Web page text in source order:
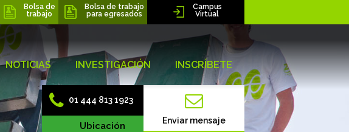
Bolsa de
trabajo
Bolsa de trabajo
para egresados
Campus
Virtual
NOTICIAS INVESTIGACIÓN INSCRÍBETE
01 444 813 1923
Ubicación
Enviar mensaje